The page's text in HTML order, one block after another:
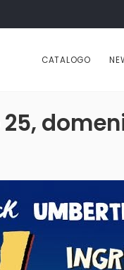
CATALOGO